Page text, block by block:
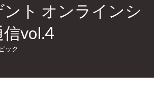
ト オンラインシ
vol.4
ック